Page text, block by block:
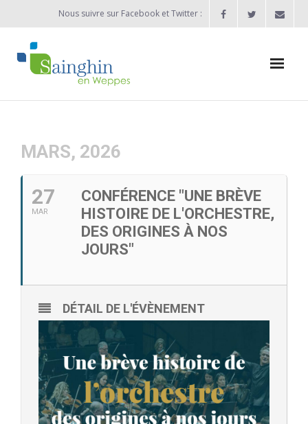
Nous suivre sur Facebook et Twitter :
Agenda
- Allocation d’études 2025/2026
- Inscriptions rentrée scolaire 2026-2027
- - Ecole Yann Arthus-Bertrand
- - Ecole Sainte Marie
- - Menus restaurant scolaire
- Loisirs
MARS, 2026
27
MAR
CONFÉRENCE "UNE BRÈVE
HISTOIRE DE L'ORCHESTRE,
DES ORIGINES À NOS
JOURS"
DÉTAIL DE L'ÉVÈNEMENT